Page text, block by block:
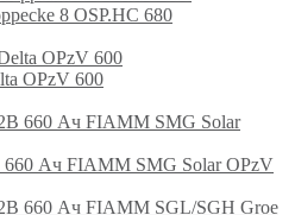
8 OSP.HC 680
OPzV 600
660 Ач FIAMM SMG Solar OPzV